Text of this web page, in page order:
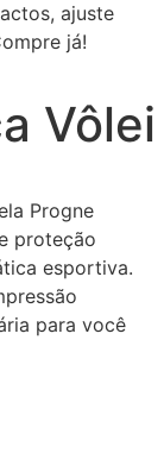
ajuste
já!
Vôlei
Progne
proteção
esportiva.
para você